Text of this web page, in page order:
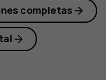
completas